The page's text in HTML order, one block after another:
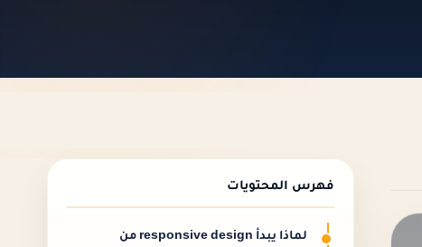
فهرس المحتويات
لماذا يبدأ responsive design من